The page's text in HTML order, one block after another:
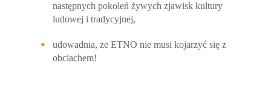
następnych pokoleń żywych zjawisk kultury
ludowej i tradycyjnej,
udowadnia, że ETNO nie musi kojarzyć się z
obciachem!